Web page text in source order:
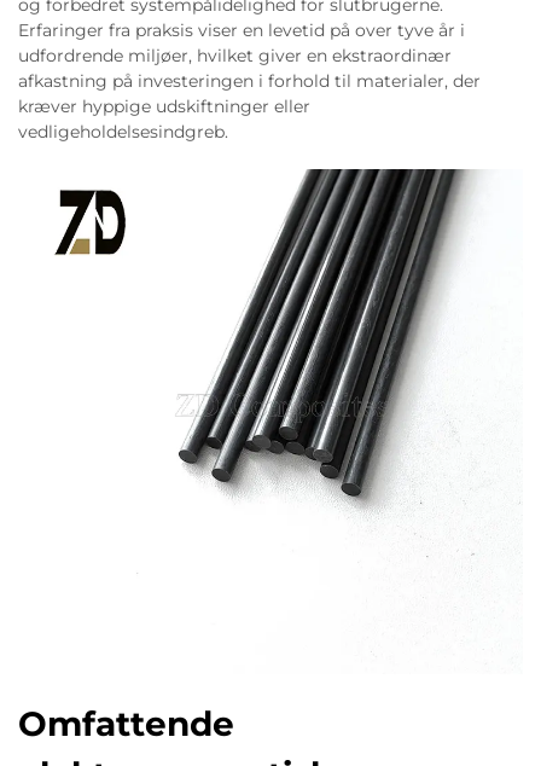
og forbedret systempålidelighed for slutbrugerne.
Erfaringer fra praksis viser en levetid på over tyve år i
udfordrende miljøer, hvilket giver en ekstraordinær
afkastning på investeringen i forhold til materialer, der
kræver hyppige udskiftninger eller
vedligeholdelsesindgreb.
Omfattende